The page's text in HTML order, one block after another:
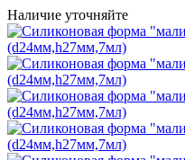
Наличие уточняйте